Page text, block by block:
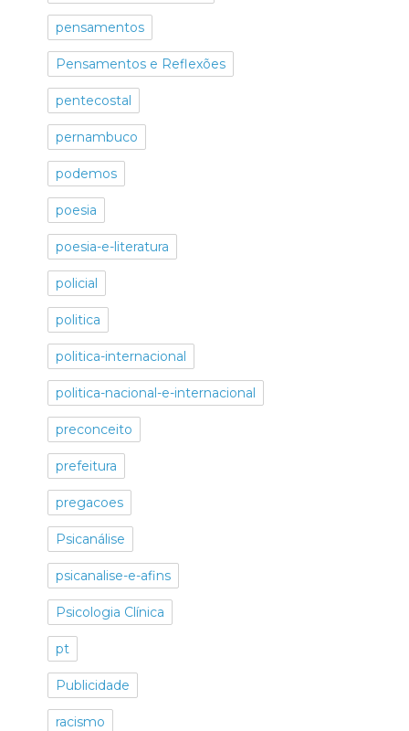
pensamentos
Pensamentos e Reflexões
pentecostal
pernambuco
podemos
poesia
poesia-e-literatura
policial
politica
politica-internacional
politica-nacional-e-internacional
preconceito
prefeitura
pregacoes
Psicanálise
psicanalise-e-afins
Psicologia Clínica
pt
Publicidade
racismo